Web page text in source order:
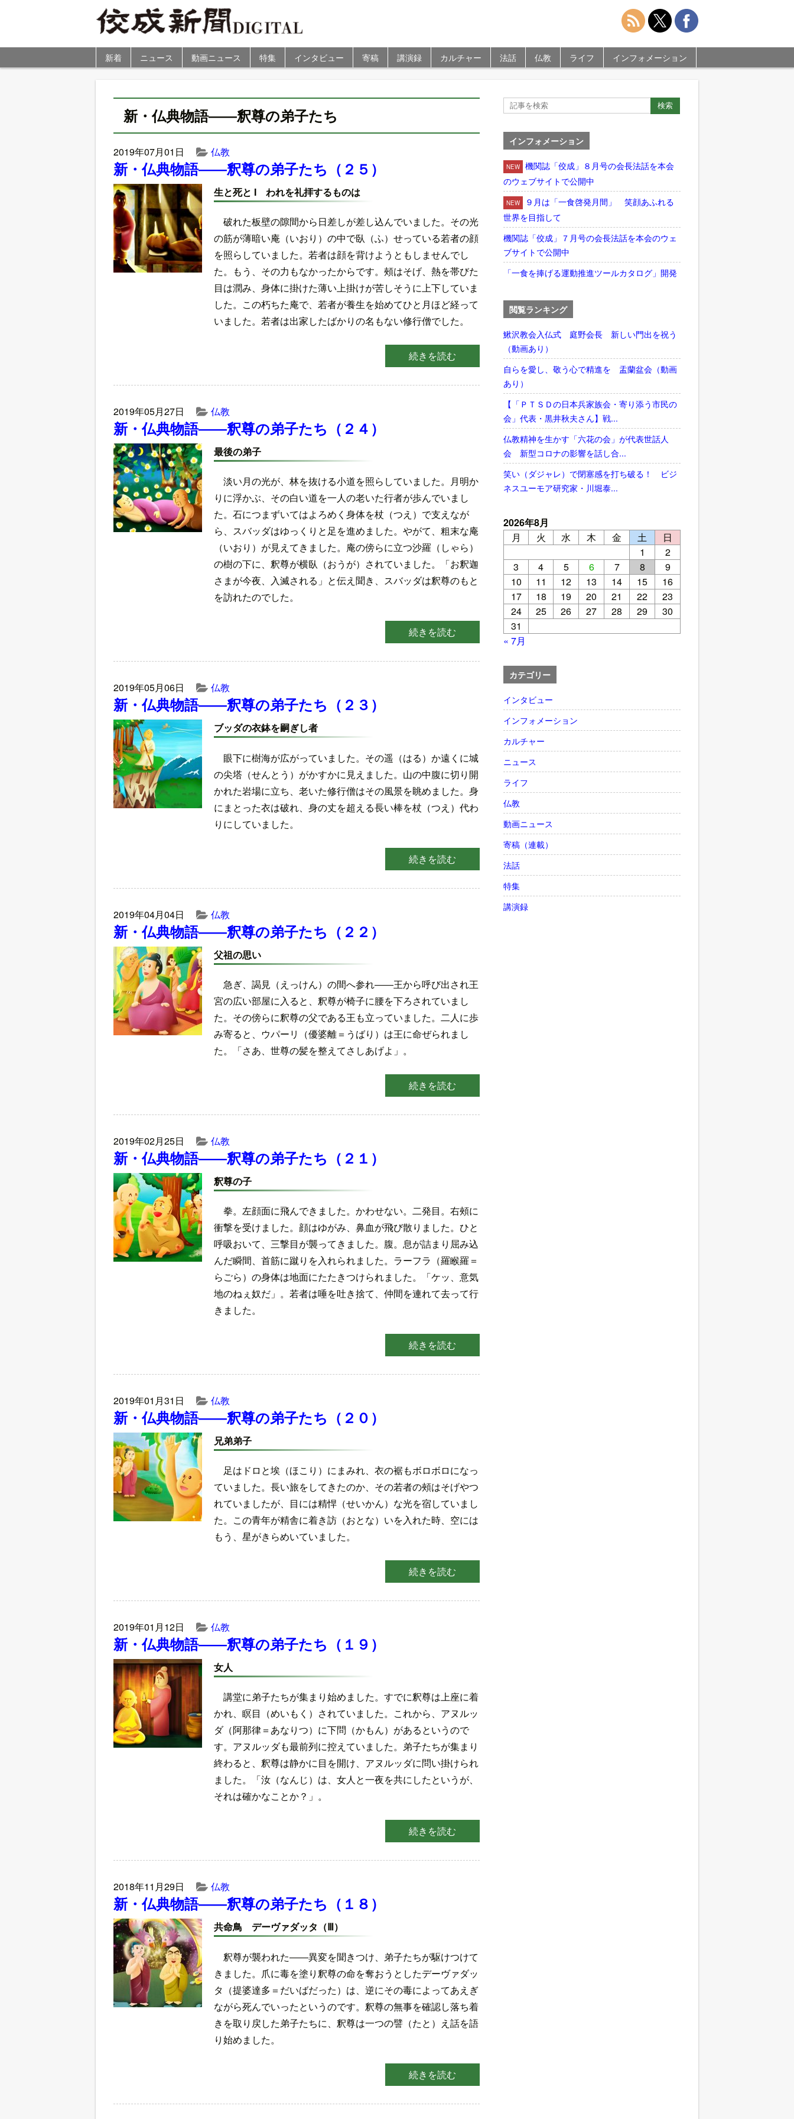
新着 ニュース 動画ニュース 特集 インタビュー 寄稿 講演録 カルチャー 法話 仏教 ライフ インフォメーション
新・仏典物語――釈尊の弟子たち
2019年07月01日 仏教
新・仏典物語――釈尊の弟子たち（２５）
生と死と I われを礼拝するものは
破れた板壁の隙間から日差しが差し込んでいました。その光
の筋が薄暗い庵（いおり）の中で臥（ふ）せっている若者の顔
を照らしていました。若者は顔を背けようともしませんでし
た。もう、その力もなかったからです。頰はそげ、熱を帯びた
目は潤み、身体に掛けた薄い上掛けが苦しそうに上下していま
した。この朽ちた庵で、若者が養生を始めてひと月ほど経って
いました。若者は出家したばかりの名もない修行僧でした。
続きを読む
2019年05月27日 仏教
新・仏典物語――釈尊の弟子たち（２４）
最後の弟子
淡い月の光が、林を抜ける小道を照らしていました。月明か
りに浮かぶ、その白い道を一人の老いた行者が歩んでいまし
た。石につまずいてはよろめく身体を杖（つえ）で支えなが
ら、スバッダはゆっくりと足を進めました。やがて、粗末な庵
（いおり）が見えてきました。庵の傍らに立つ沙羅（しゃら）
の樹の下に、釈尊が横臥（おうが）されていました。「お釈迦
さまが今夜、入滅される」と伝え聞き、スバッダは釈尊のもと
を訪れたのでした。
続きを読む
2019年05月06日 仏教
新・仏典物語――釈尊の弟子たち（２３）
ブッダの衣鉢を嗣ぎし者
眼下に樹海が広がっていました。その遥（はる）か遠くに城
の尖塔（せんとう）がかすかに見えました。山の中腹に切り開
かれた岩場に立ち、老いた修行僧はその風景を眺めました。身
にまとった衣は破れ、身の丈を超える長い棒を杖（つえ）代わ
りにしていました。
続きを読む
2019年04月04日 仏教
新・仏典物語――釈尊の弟子たち（２２）
父祖の思い
急ぎ、謁見（えっけん）の間へ参れ――王から呼び出され王
宮の広い部屋に入ると、釈尊が椅子に腰を下ろされていまし
た。その傍らに釈尊の父である王も立っていました。二人に歩
み寄ると、ウパーリ（優婆離＝うばり）は王に命ぜられまし
た。「さあ、世尊の髪を整えてさしあげよ」。
続きを読む
2019年02月25日 仏教
新・仏典物語――釈尊の弟子たち（２１）
釈尊の子
拳。左顔面に飛んできました。かわせない。二発目。右頰に
衝撃を受けました。顔はゆがみ、鼻血が飛び散りました。ひと
呼吸おいて、三撃目が襲ってきました。腹。息が詰まり屈み込
んだ瞬間、首筋に蹴りを入れられました。ラーフラ（羅睺羅＝
らごら）の身体は地面にたたきつけられました。「ケッ、意気
地のねぇ奴だ」。若者は唾を吐き捨て、仲間を連れて去って行
きました。
続きを読む
2019年01月31日 仏教
新・仏典物語――釈尊の弟子たち（２０）
兄弟弟子
足はドロと埃（ほこり）にまみれ、衣の裾もボロボロになっ
ていました。長い旅をしてきたのか、その若者の頰はそげやつ
れていましたが、目には精悍（せいかん）な光を宿していまし
た。この青年が精舎に着き訪（おとな）いを入れた時、空には
もう、星がきらめいていました。
続きを読む
2019年01月12日 仏教
新・仏典物語――釈尊の弟子たち（１９）
女人
講堂に弟子たちが集まり始めました。すでに釈尊は上座に着
かれ、瞑目（めいもく）されていました。これから、アヌルッ
ダ（阿那律＝あなりつ）に下問（かもん）があるというので
す。アヌルッダも最前列に控えていました。弟子たちが集まり
終わると、釈尊は静かに目を開け、アヌルッダに問い掛けられ
ました。「汝（なんじ）は、女人と一夜を共にしたというが、
それは確かなことか？」。
続きを読む
2018年11月29日 仏教
新・仏典物語――釈尊の弟子たち（１８）
共命鳥 デーヴァダッタ（Ⅲ）
釈尊が襲われた――異変を聞きつけ、弟子たちが駆けつけて
きました。爪に毒を塗り釈尊の命を奪おうとしたデーヴァダッ
タ（提婆達多＝だいばだった）は、逆にその毒によってあえぎ
ながら死んでいったというのです。釈尊の無事を確認し落ち着
きを取り戻した弟子たちに、釈尊は一つの譬（たと）え話を語
り始めました。
続きを読む
インフォメーション
NEW
機関誌「佼成」８月号の会長法話を本会
のウェブサイトで公開中
NEW
９月は「一食啓発月間」 笑顔あふれる
世界を目指して
機関誌「佼成」７月号の会長法話を本会のウェ
ブサイトで公開中
「一食を捧げる運動推進ツールカタログ」開発
閲覧ランキング
鰍沢教会入仏式 庭野会長 新しい門出を祝う
（動画あり）
自らを愛し、敬う心で精進を 盂蘭盆会（動画
あり）
【「ＰＴＳＤの日本兵家族会・寄り添う市民の
会」代表・黒井秋夫さん】戦...
仏教精神を生かす「六花の会」が代表世話人
会 新型コロナの影響を話し合...
笑い（ダジャレ）で閉塞感を打ち破る！ ビジ
ネスユーモア研究家・川堀泰...
2026年8月
月
火 水 木 金 土
日
1
2
3
4 5 6 7 8
9
10
11 12 13 14 15
16
17
18 19 20 21 22
23
24
25 26 27 28 29
30
31
« 7月
カテゴリー
インタビュー
インフォメーション
カルチャー
ニュース
ライフ
仏教
動画ニュース
寄稿（連載）
法話
特集
講演録